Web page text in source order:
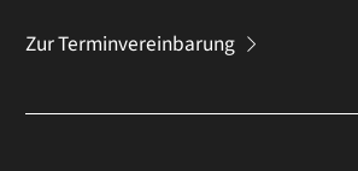
Zur Terminvereinbarung